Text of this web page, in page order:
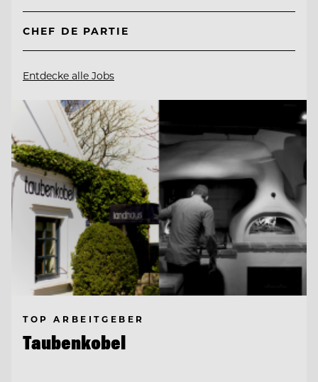
CHEF DE PARTIE
Entdecke alle Jobs
TOP ARBEITGEBER
Taubenkobel